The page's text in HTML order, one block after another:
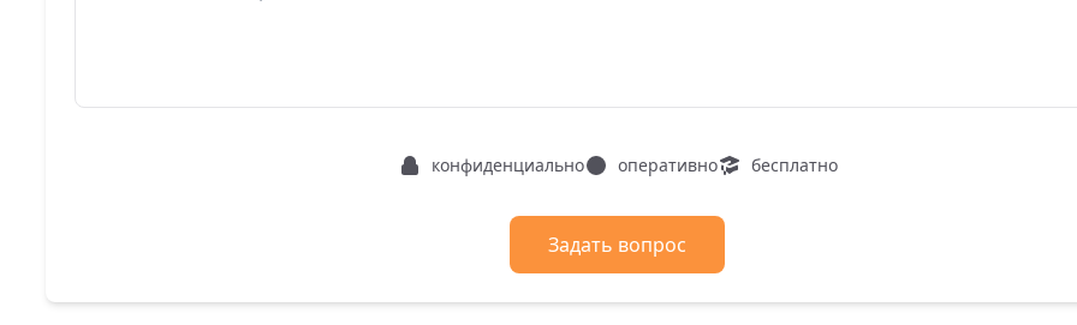
конфиденциально оперативно бесплатно
Задать вопрос